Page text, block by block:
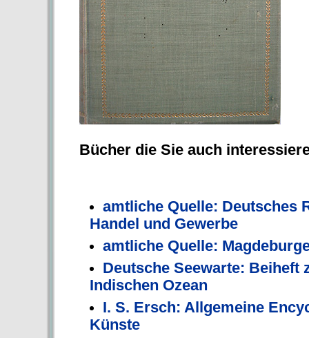
Bücher die Sie auch
amtliche Quelle: Deutsches
Handel und Gewerbe
amtliche Quelle:
Deutsche Seewarte: Beiheft
Indischen Ozean
I. S. Ersch: Allgemeine
Künste